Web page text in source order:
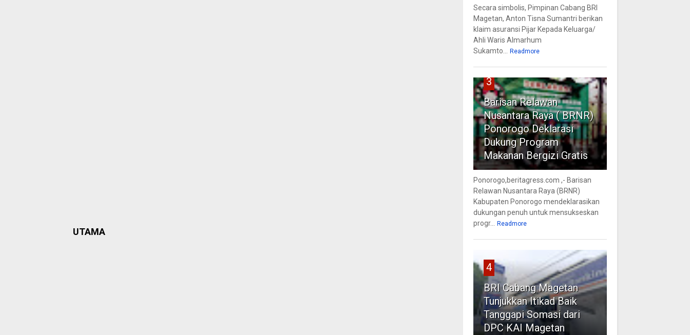
UTAMA
Secara simbolis, Pimpinan Cabang BRI
Magetan, Anton Tisna Sumantri berikan
klaim asuransi Pijar Kepada Keluarga/
Ahli Waris Almarhum
Sukamto...
Readmore
3
Barisan Relawan
Nusantara Raya ( BRNR)
Ponorogo Deklarasi
Dukung Program
Makanan Bergizi Gratis
Ponorogo,beritagress.com ,- Barisan
Relawan Nusantara Raya (BRNR)
Kabupaten Ponorogo mendeklarasikan
dukungan penuh untuk mensukseskan
progr...
Readmore
4
BRI Cabang Magetan
Tunjukkan Itikad Baik
Tanggapi Somasi dari
DPC KAI Magetan